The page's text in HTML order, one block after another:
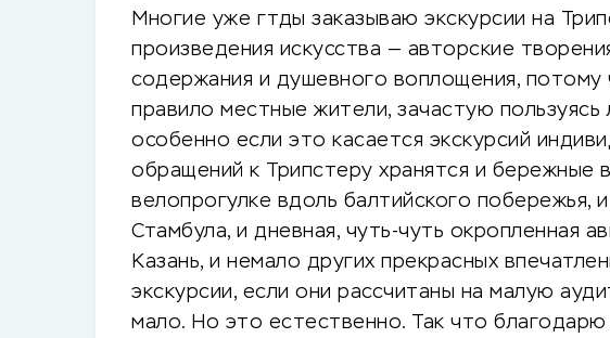
Многие уже гтды заказываю экскурсии на
произведения искусства — авторские
содержания и душевного воплощения, потому
правило местные жители, зачастую
особенно если это касается экскурсий
обращений к Трипстеру хранятся и бережные
велопрогулке вдоль балтийского побережья,
Стамбула, и дневная, чуть-чуть окропленная
Казань, и немало других прекрасных
экскурсии, если они рассчитаны на малую
мало. Но это естественно. Так что благодарю